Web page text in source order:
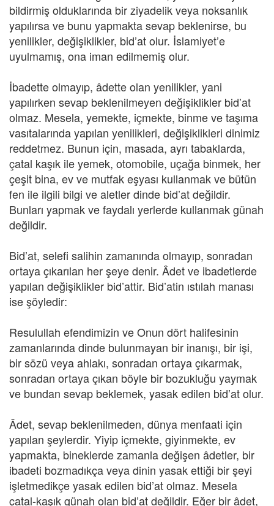
bildirmiş olduklarında bir ziyadelik veya noksanlık
yapılırsa ve bunu yapmakta sevap beklenirse, bu
yenilikler, değişiklikler, bid’at olur. İslamiyet’e
uyulmamış, ona iman edilmemiş olur.
İbadette olmayıp, âdette olan yenilikler, yani
yapılırken sevap beklenilmeyen değişiklikler bid’at
olmaz. Mesela, yemekte, içmekte, binme ve taşıma
vasıtalarında yapılan yenilikleri, değişiklikleri dinimiz
reddetmez. Bunun için, masada, ayrı tabaklarda,
çatal kaşık ile yemek, otomobile, uçağa binmek, her
çeşit bina, ev ve mutfak eşyası kullanmak ve bütün
fen ile ilgili bilgi ve aletler dinde bid’at değildir.
Bunları yapmak ve faydalı yerlerde kullanmak günah
değildir.
Bid’at, selefi salihin zamanında olmayıp, sonradan
ortaya çıkarılan her şeye denir. Âdet ve ibadetlerde
yapılan değişiklikler bid’attir. Bid’atin ıstılah manası
ise şöyledir:
Resulullah efendimizin ve Onun dört halifesinin
zamanlarında dinde bulunmayan bir inanışı, bir işi,
bir sözü veya ahlakı, sonradan ortaya çıkarmak,
sonradan ortaya çıkan böyle bir bozukluğu yaymak
ve bundan sevap beklemek, yasak edilen bid’at olur.
Âdet, sevap beklenilmeden, dünya menfaati için
yapılan şeylerdir. Yiyip içmekte, giyinmekte, ev
yapmakta, bineklerde zamanla değişen âdetler, bir
ibadeti bozmadıkça veya dinin yasak ettiği bir şeyi
işletmedikçe yasak edilen bid’at olmaz. Mesela
çatal-kaşık günah olan bid’at değildir. Eğer bir âdet,